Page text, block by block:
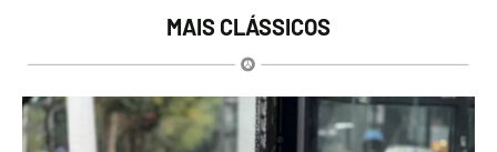
MAIS CLÁSSICOS